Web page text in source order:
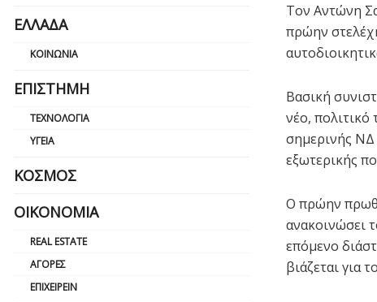
Τον Αντώνη
πρώην
Βασική
νέο,
σημερινής ΝΔ
εξωτερικής
Ο πρώην
ανακοινώσει
επόμενο
βιάζεται για
ΕΛΛΆΔΑ
ΚΟΙΝΩΝΊΑ
ΕΠΙΣΤΉΜΗ
ΤΕΧΝΟΛΟΓΊΑ
ΥΓΕΊΑ
ΚΌΣΜΟΣ
ΟΙΚΟΝΟΜΊΑ
REAL ESTATE
ΑΓΟΡΈΣ
ΕΠΙΧΕΙΡΕΊΝ